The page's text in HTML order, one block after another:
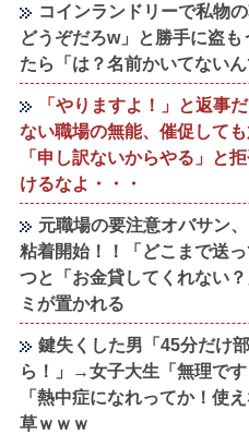
コインランドリーで私物
どうぞだろw」と勝手に盗
たら「は？名前かいてない
「やりますよ！」と返事
ない職場の無能、催促して
「申し訳ないからやる」と
けるなよ・・・
元職場の要注意オバサン
粘着開始！！「どこまで送
つと「お金貸してくれない
ミが置かれる
鍵失くした男「45分だけ
ら！」→女子大生「無理で
「熱中症になれってか！使
草ｗｗｗ